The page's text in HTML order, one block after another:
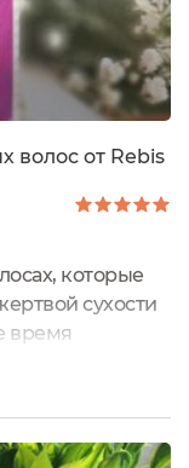
волос от Rebis
которые
сухости
время
подобранных
масло
волос» Масло